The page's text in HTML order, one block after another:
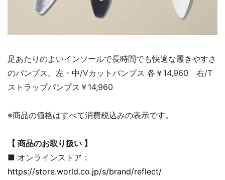
足あたりのよいインソールで長時間でも快適な履きやすさ
のパンプス。左・中/Vカットパンプス 各￥14,960 右/T
ストラップパンプス￥14,960
※商品の価格はすべて消費税込みの表示です。
【 商品のお取り扱い 】
■ オンラインストア：
https://store.world.co.jp/s/brand/reflect/